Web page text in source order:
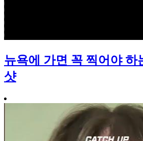
뉴욕에 가면 꼭 찍어야 하
샷